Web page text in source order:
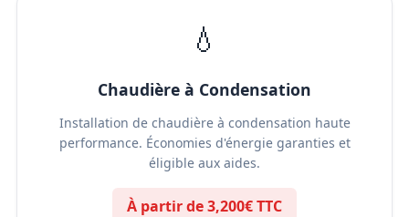
💧
Chaudière à Condensation
Installation de chaudière à condensation haute
performance. Économies d'énergie garanties et
éligible aux aides.
À partir de 3,200€ TTC